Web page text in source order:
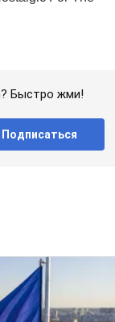
Быстро жми!
Подписаться